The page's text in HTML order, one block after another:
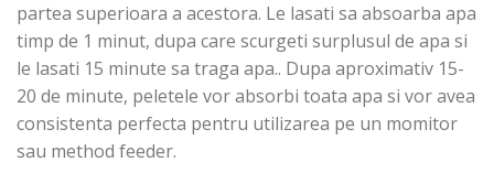
partea superioara a acestora. Le lasati sa absoarba apa
timp de 1 minut, dupa care scurgeti surplusul de apa si
le lasati 15 minute sa traga apa.. Dupa aproximativ 15-
20 de minute, peletele vor absorbi toata apa si vor avea
consistenta perfecta pentru utilizarea pe un momitor
sau method feeder.